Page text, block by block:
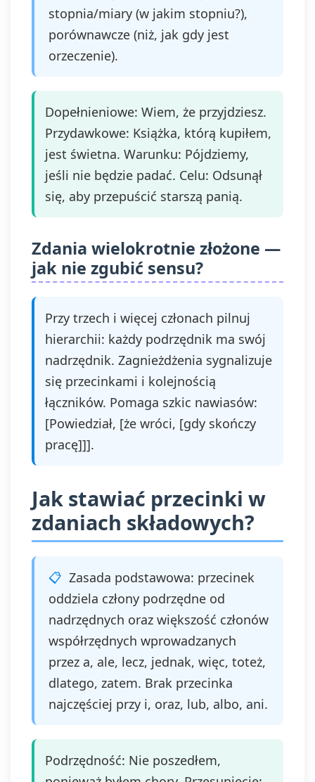
stopnia/miary (w jakim stopniu?),
porównawcze (niż, jak gdy jest
orzeczenie).
Dopełnieniowe: Wiem, że przyjdziesz.
Przydawkowe: Książka, którą kupiłem,
jest świetna. Warunku: Pójdziemy,
jeśli nie będzie padać. Celu: Odsunął
się, aby przepuścić starszą panią.
Zdania wielokrotnie złożone —
jak nie zgubić sensu?
Przy trzech i więcej członach pilnuj
hierarchii: każdy podrzędnik ma swój
nadrzędnik. Zagnieżdżenia sygnalizuje
się przecinkami i kolejnością
łączników. Pomaga szkic nawiasów:
[Powiedział, [że wróci, [gdy skończy
pracę]]].
Jak stawiać przecinki w
zdaniach składowych?
Zasada podstawowa: przecinek
oddziela człony podrzędne od
nadrzędnych oraz większość członów
współrzędnych wprowadzanych
przez a, ale, lecz, jednak, więc, toteż,
dlatego, zatem. Brak przecinka
najczęściej przy i, oraz, lub, albo, ani.
Podrzędność: Nie poszedłem,